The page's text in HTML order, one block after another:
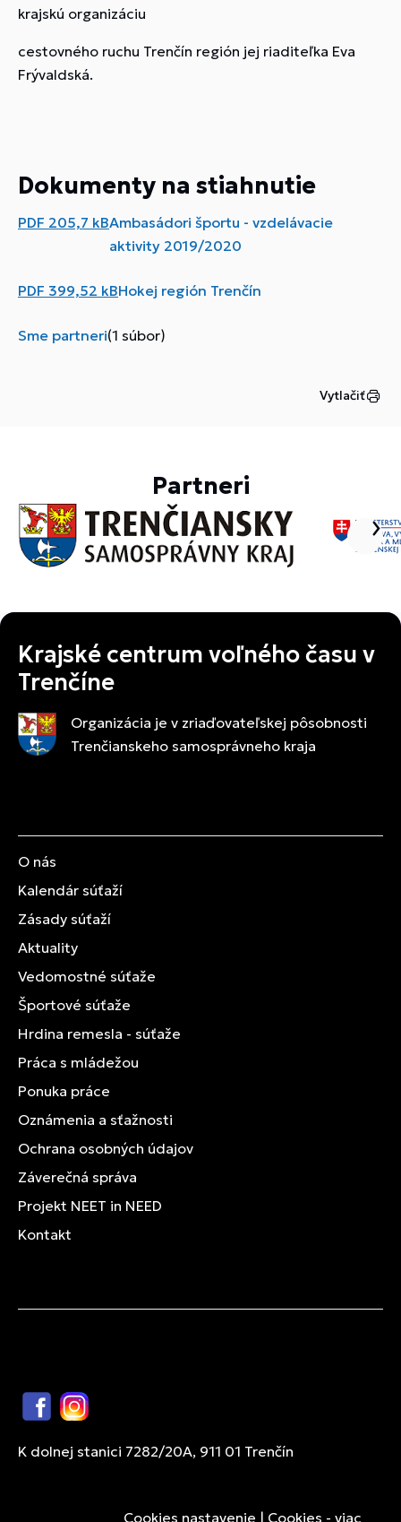
krajskú organizáciu
cestovného ruchu Trenčín región jej riaditeľka Eva
Frývaldská.
Dokumenty na stiahnutie
PDF 205,7 kBAmbasádori športu - vzdelávacie
aktivity 2019/2020
PDF 399,52 kBHokej región Trenčín
Sme partneri(1 súbor)
Vytlačiť
Partneri
Krajské centrum voľného času v
Trenčíne
Organizácia je v zriaďovateľskej pôsobnosti
Trenčianskeho samosprávneho kraja
O nás
Kalendár súťaží
Zásady súťaží
Aktuality
Vedomostné súťaže
Športové súťaže
Hrdina remesla - súťaže
Práca s mládežou
Ponuka práce
Oznámenia a sťažnosti
Ochrana osobných údajov
Záverečná správa
Projekt NEET in NEED
Kontakt
FacebookInstagram
K dolnej stanici 7282/20A, 911 01 Trenčín
Cookies nastavenie | Cookies - viac